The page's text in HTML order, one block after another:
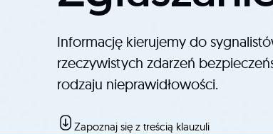
Informację kierujemy do
rzeczywistych zdarzeń
rodzaju nieprawidłowości.
Zapoznaj się z treścią klauzuli